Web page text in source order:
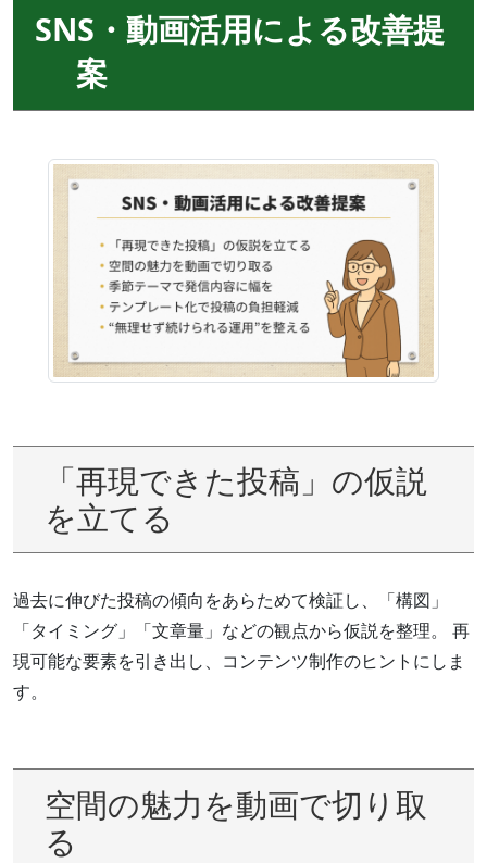
SNS・動画活用による改善提
案
「再現できた投稿」の仮説
を立てる
過去に伸びた投稿の傾向をあらためて検証し、「構図」
「タイミング」「文章量」などの観点から仮説を整理。 再
現可能な要素を引き出し、コンテンツ制作のヒントにしま
す。
空間の魅力を動画で切り取
る